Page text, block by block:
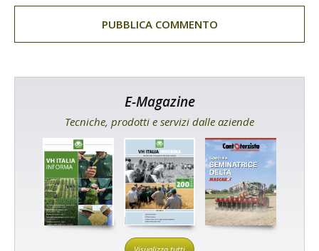
E-Magazine
Tecniche, prodotti e servizi dalle aziende